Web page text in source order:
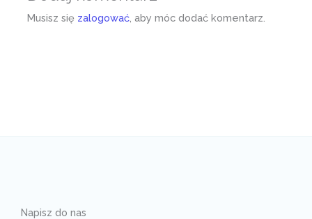
Musisz się zalogować , aby móc dodać komentarz.
Napisz do nas